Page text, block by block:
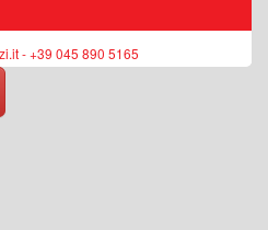
- +39 045 890 5165
Dropdown